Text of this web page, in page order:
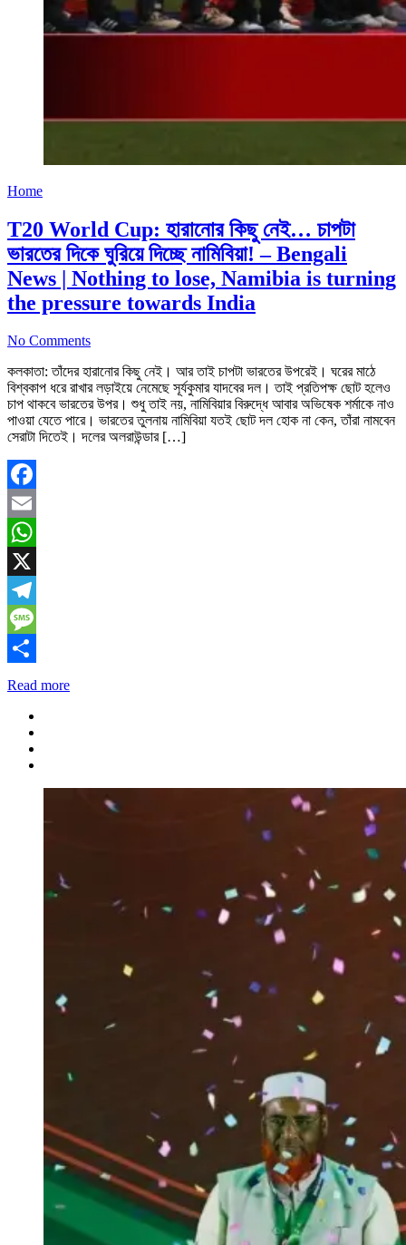
Home
T20 World Cup: হারানোর কিছু নেই… চাপটা
ভারতের দিকে ঘুরিয়ে দিচ্ছে নামিবিয়া! – Bengali
News | Nothing to lose, Namibia is turning
the pressure towards India
No Comments
কলকাতা: তাঁদের হারানোর কিছু নেই। আর তাই চাপটা ভারতের উপরেই। ঘরের মাঠে
বিশ্বকাপ ধরে রাখার লড়াইয়ে নেমেছে সূর্যকুমার যাদবের দল। তাই প্রতিপক্ষ ছোট হলেও
চাপ থাকবে ভারতের উপর। শুধু তাই নয়, নামিবিয়ার বিরুদ্ধে আবার অভিষেক শর্মাকে নাও
পাওয়া যেতে পারে। ভারতের তুলনায় নামিবিয়া যতই ছোট দল হোক না কেন, তাঁরা নামবেন
সেরাটা দিতেই। দলের অলরাউন্ডার […]
Facebook
Email
WhatsApp
X
Telegram
Message
Share
Read more